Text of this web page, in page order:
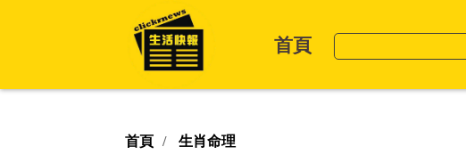
首頁
首頁 生肖命理